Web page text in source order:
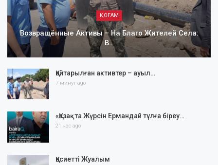
ҚОҒАМ
Возвращённые Активы – На Благо Жителей Села:
В…
Қайтарылған активтер – ауыл…
7 минут ago
«Қазақта Жүрсін Ермандай тұлға біреу…
21 час ago
Қасиетті Жуалым